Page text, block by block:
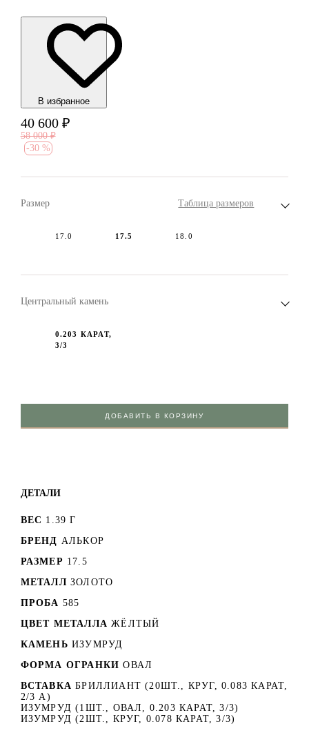
В избранноe
40 600 ₽
58 000 ₽
-30 %
Размер Таблица размеров
17.0 17.5 18.0
Центральный камень
0.203 КАРАТ,
3/3
ДОБАВИТЬ В КОРЗИНУ
ДЕТАЛИ
ВЕС 1.39 Г
БРЕНД АЛЬКОР
РАЗМЕР 17.5
МЕТАЛЛ ЗОЛОТО
ПРОБА 585
ЦВЕТ МЕТАЛЛА ЖЁЛТЫЙ
КАМЕНЬ ИЗУМРУД
ФОРМА ОГРАНКИ ОВАЛ
ВСТАВКА БРИЛЛИАНТ (20ШТ., КРУГ, 0.083 КАРАТ,
2/3 А)
ИЗУМРУД (1ШТ., ОВАЛ, 0.203 КАРАТ, 3/3)
ИЗУМРУД (2ШТ., КРУГ, 0.078 КАРАТ, 3/3)